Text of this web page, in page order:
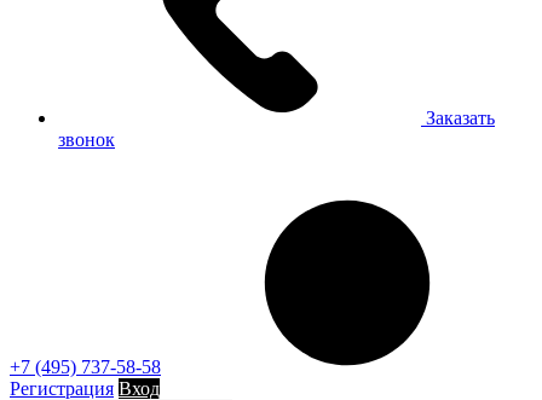
Заказать
звонок
+7 (495) 737-58-58
Регистрация Вход